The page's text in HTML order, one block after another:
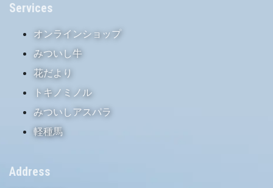
Services
オンラインショップ
みついし牛
花だより
トキノミノル
みついしアスパラ
軽種馬
Address